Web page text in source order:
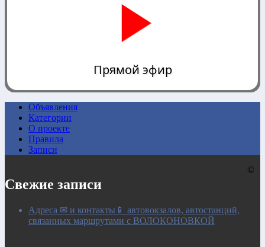
0:00
Прямой эфир
Объявления
Категории
О проекте
Правила
Записи
Свежие записи
Адреса ✉ и контакты📱 автовокзалов, автостанций,
связанных маршрутами с ВОЛОКОНОВКОЙ
©